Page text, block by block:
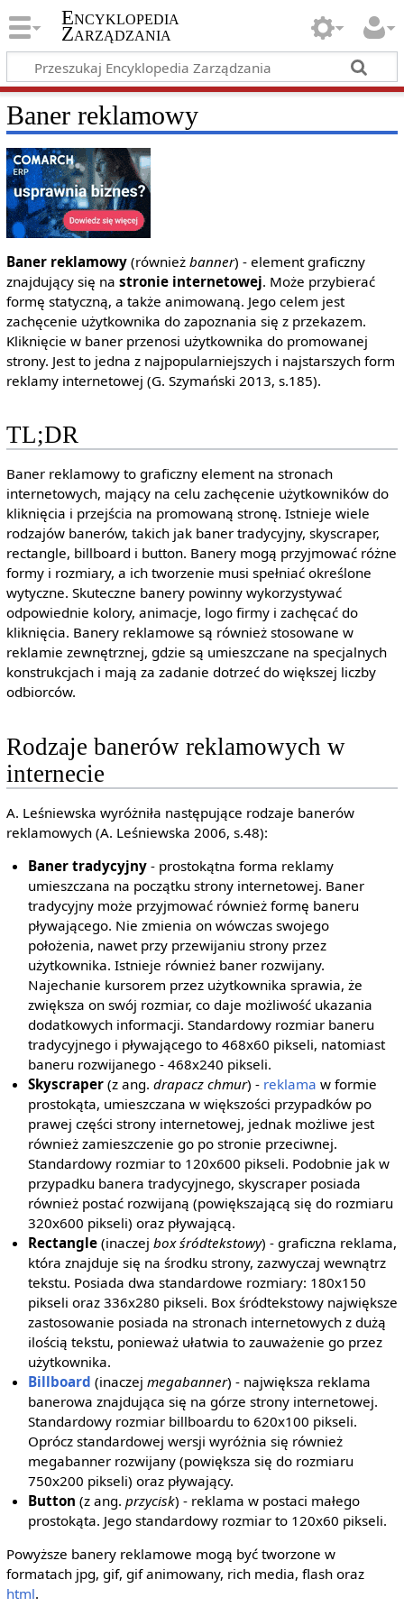
Encyklopedia
Zarządzania
Baner reklamowy
Baner reklamowy(również banner) - element graficzny
znajdujący się na stronie internetowej. Może przybierać
formę statyczną, a także animowaną. Jego celem jest
zachęcenie użytkownika do zapoznania się z przekazem.
Kliknięcie w baner przenosi użytkownika do promowanej
strony. Jest to jedna z najpopularniejszych i najstarszych form
reklamy internetowej (G. Szymański 2013, s.185).
TL;DR
Baner reklamowy to graficzny element na stronach
internetowych, mający na celu zachęcenie użytkowników do
kliknięcia i przejścia na promowaną stronę. Istnieje wiele
rodzajów banerów, takich jak baner tradycyjny, skyscraper,
rectangle, billboard i button. Banery mogą przyjmować różne
formy i rozmiary, a ich tworzenie musi spełniać określone
wytyczne. Skuteczne banery powinny wykorzystywać
odpowiednie kolory, animacje, logo firmy i zachęcać do
kliknięcia. Banery reklamowe są również stosowane w
reklamie zewnętrznej, gdzie są umieszczane na specjalnych
konstrukcjach i mają za zadanie dotrzeć do większej liczby
odbiorców.
Rodzaje banerów reklamowych w
internecie
A. Leśniewska wyróżniła następujące rodzaje banerów
reklamowych (A. Leśniewska 2006, s.48):
Baner tradycyjny - prostokątna forma reklamy
umieszczana na początku strony internetowej. Baner
tradycyjny może przyjmować również formę baneru
pływającego. Nie zmienia on wówczas swojego
położenia, nawet przy przewijaniu strony przez
użytkownika. Istnieje również baner rozwijany.
Najechanie kursorem przez użytkownika sprawia, że
zwiększa on swój rozmiar, co daje możliwość ukazania
dodatkowych informacji. Standardowy rozmiar baneru
tradycyjnego i pływającego to 468x60 pikseli, natomiast
baneru rozwijanego - 468x240 pikseli.
Skyscraper (z ang.drapacz chmur) - reklama w formie
prostokąta, umieszczana w większości przypadków po
prawej części strony internetowej, jednak możliwe jest
również zamieszczenie go po stronie przeciwnej.
Standardowy rozmiar to 120x600 pikseli. Podobnie jak w
przypadku banera tradycyjnego, skyscraper posiada
również postać rozwijaną (powiększającą się do rozmiaru
320x600 pikseli) oraz pływającą.
Rectangle (inaczejbox śródtekstowy) - graficzna reklama,
która znajduje się na środku strony, zazwyczaj wewnątrz
tekstu. Posiada dwa standardowe rozmiary: 180x150
pikseli oraz 336x280 pikseli. Box śródtekstowy największe
zastosowanie posiada na stronach internetowych z dużą
ilością tekstu, ponieważ ułatwia to zauważenie go przez
użytkownika.
Billboard (inaczejmegabanner) - największa reklama
banerowa znajdująca się na górze strony internetowej.
Standardowy rozmiar billboardu to 620x100 pikseli.
Oprócz standardowej wersji wyróżnia się również
megabanner rozwijany (powiększa się do rozmiaru
750x200 pikseli) oraz pływający.
Button (z ang.przycisk) - reklama w postaci małego
prostokąta. Jego standardowy rozmiar to 120x60 pikseli.
Powyższe banery reklamowe mogą być tworzone w
formatach jpg, gif, gif animowany, rich media, flash oraz
html.